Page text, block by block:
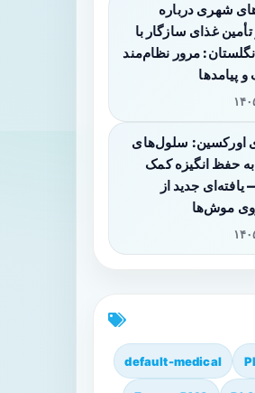
شهری درباره
تأمین غذای سازگار با
مرور نظام‌مند
و پیامدها
۱۵
اورکسین: سلول‌های
حفظ انگیزه کمک
جدید از
موش‌ها
۱۵
default-medical